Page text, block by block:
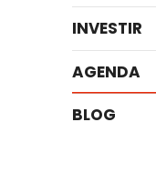
INVESTIR
AGENDA
BLOG